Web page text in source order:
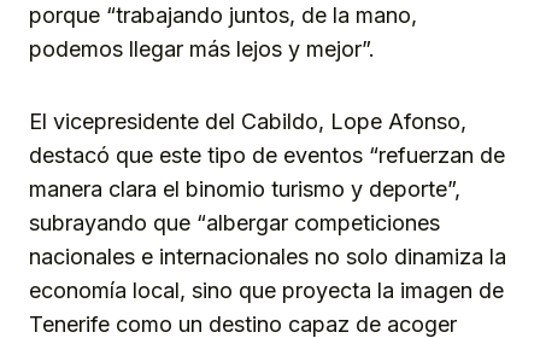
porque “trabajando juntos, de la mano,
podemos llegar más lejos y mejor”.
El vicepresidente del Cabildo, Lope Afonso,
destacó que este tipo de eventos “refuerzan de
manera clara el binomio turismo y deporte”,
subrayando que “albergar competiciones
nacionales e internacionales no solo dinamiza la
economía local, sino que proyecta la imagen de
Tenerife como un destino capaz de acoger